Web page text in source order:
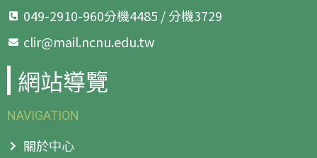
049-2910-960分機4485 / 分機3729
clir@mail.ncnu.edu.tw
網站導覽
NAVIGATION
關於中心